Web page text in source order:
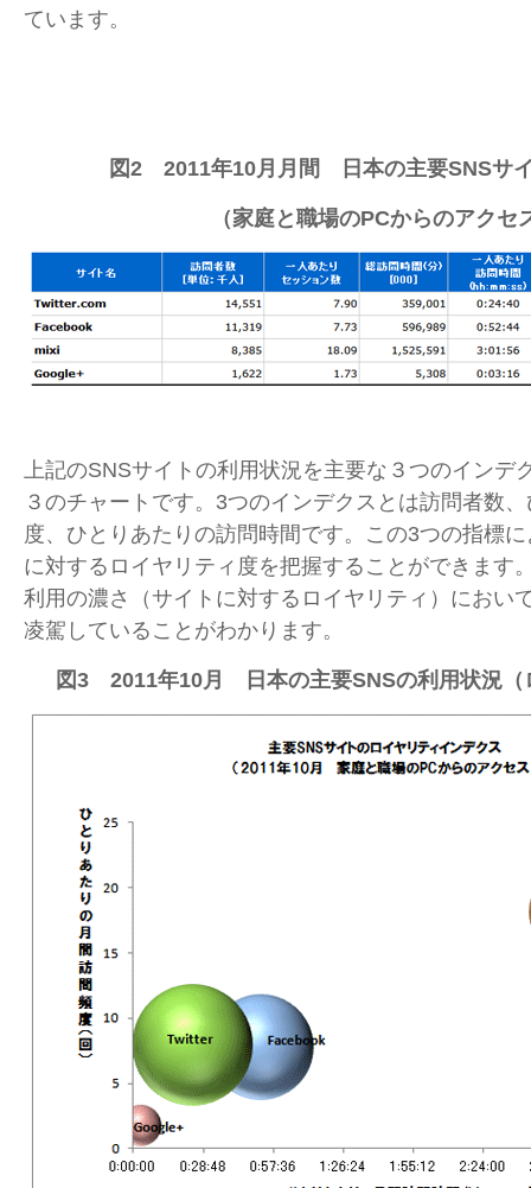
ています。
図2 2011年10月月間 日本の主要SNSサ
（家庭と職場のPCからのアクセ
上記のSNSサイトの利用状況を主要な３つのインデ
３のチャートです。3つのインデクスとは訪問者数
度、ひとりあたりの訪問時間です。この3つの指標
に対するロイヤリティ度を把握することができます
利用の濃さ（サイトに対するロイヤリティ）におい
凌駕していることがわかります。
図3 2011年10月 日本の主要SNSの利用状況（